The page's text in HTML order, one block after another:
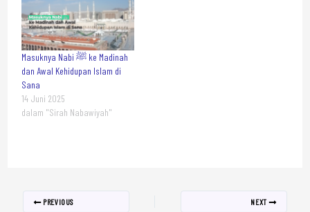
Masuknya Nabi ﷺ ke Madinah
dan Awal Kehidupan Islam di
Sana
14 Juni 2025
dalam "Sirah Nabawiyah"
PREVIOUS NEXT